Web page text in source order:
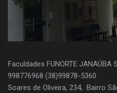
Faculdades FUNORTE
998776968 (38)99878-5360
Soares de Oliveira, 234, Bairro